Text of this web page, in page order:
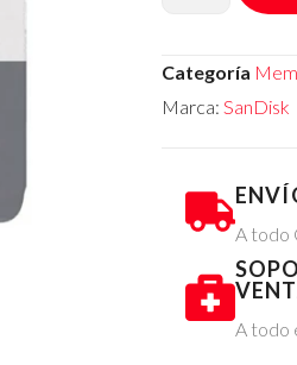
Categoría
Marca: SanDisk
A todo
A todo